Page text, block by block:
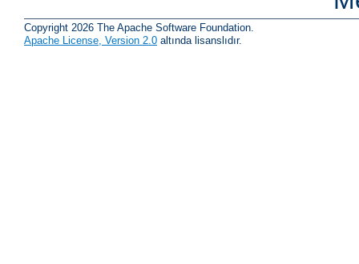
Copyright 2026 The Apache Software Foundation.
Apache License, Version 2.0 altında lisanslıdır.